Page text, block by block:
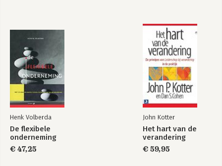
Henk Volberda
De flexibele
onderneming
€ 47,25
John Kotter
Het hart van de
verandering
€ 59,95